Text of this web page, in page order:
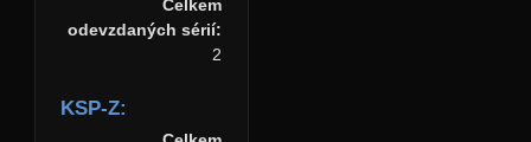
Celkem
odevzdaných sérií:
2
KSP-Z: